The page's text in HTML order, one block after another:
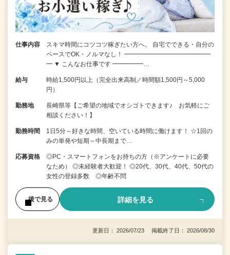
仕事内容
スキマ時間にコツコツ稼ぎたい方へ。 自宅でできる・自分の
ペースでOK・ノルマなし！ ━━━━━━━━━━━━━━
━ ▼ こんなお仕事です ━━━━━…
給与
時給1,500円以上（完全出来高制／時間額1,500円～5,000
円）
勤務地
長崎県等【ご希望の地域でオシゴトできます♪ お気軽にご
相談ください！】
勤務時間
1日5分～好きな時間、空いている時間に働けます！ ☆1回の
みの単発や短期～中長期まで…
応募資格
◎PC・スマートフォンをお持ちの方（※アンケートに必要
なため） ◎未経験者大歓迎！ ◎20代、30代、40代、50代の
女性の登録多数 ◎年齢不問
後で見る 詳細を見る
更新日： 2026/07/23 掲載終了日： 2026/08/30